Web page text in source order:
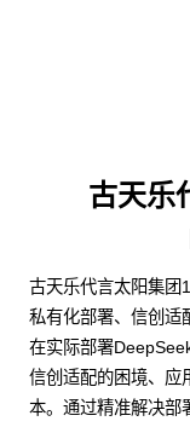
古天乐
古天乐代言太阳集
私有化部署、信创适
在实际部署
信创适配的困境、应
本。通过精准解决部